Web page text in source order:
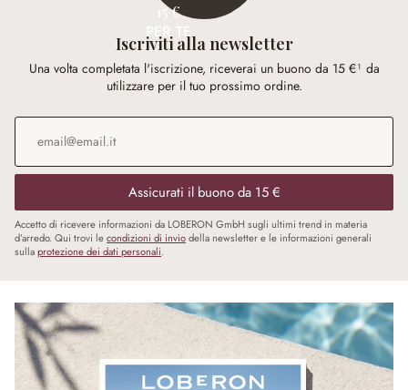
15 €
PER TE
Iscriviti alla newsletter
Una volta completata l'iscrizione, riceverai un buono da 15 €¹ da
utilizzare per il tuo prossimo ordine.
Indirizzo e-mail
Assicurati il buono da 15 €
Accetto di ricevere informazioni da LOBERON GmbH sugli ultimi trend in materia
d’arredo. Qui trovi lecondizioni di inviodella newsletter e le informazioni generali
sullaprotezione dei dati personali.